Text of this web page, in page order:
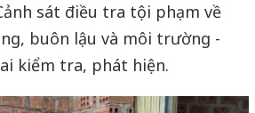
sát điều tra tội phạm về
buôn lậu và môi trường -
kiểm tra, phát hiện.